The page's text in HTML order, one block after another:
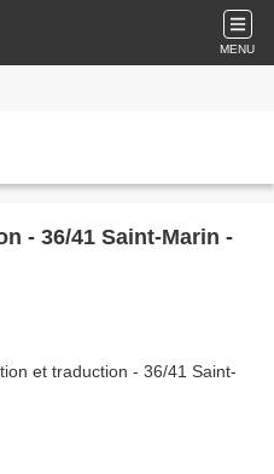
MENU
- 36/41 Saint-Marin -